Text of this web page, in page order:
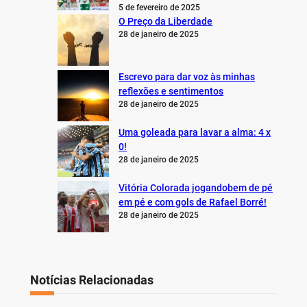
5 de fevereiro de 2025
O Preço da Liberdade
28 de janeiro de 2025
Escrevo para dar voz às minhas
reflexões e sentimentos
28 de janeiro de 2025
Uma goleada para lavar a alma: 4 x
0!
28 de janeiro de 2025
Vitória Colorada jogandobem de pé
em pé e com gols de Rafael Borré!
28 de janeiro de 2025
Notícias Relacionadas